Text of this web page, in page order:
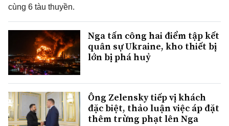
cùng 6 tàu thuyền.
Nga tấn công hai điểm tập kết
quân sự Ukraine, kho thiết bị
lớn bị phá huỷ
Ông Zelensky tiếp vị khách
đặc biệt, thảo luận việc áp đặt
thêm trừng phạt lên Nga